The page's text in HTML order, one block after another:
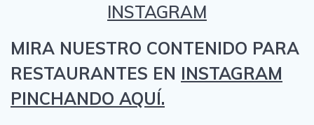
INSTAGRAM
MIRA NUESTRO CONTENIDO PARA
RESTAURANTES EN INSTAGRAM
PINCHANDO AQUÍ.